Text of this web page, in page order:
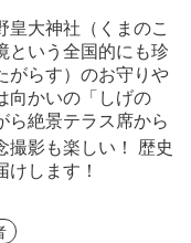
皇大神社（くまのこ
という全国的にも珍
がらす）のお守りや
向かいの「しげの
ら絶景テラス席から
影も楽しい！
歴史
します！